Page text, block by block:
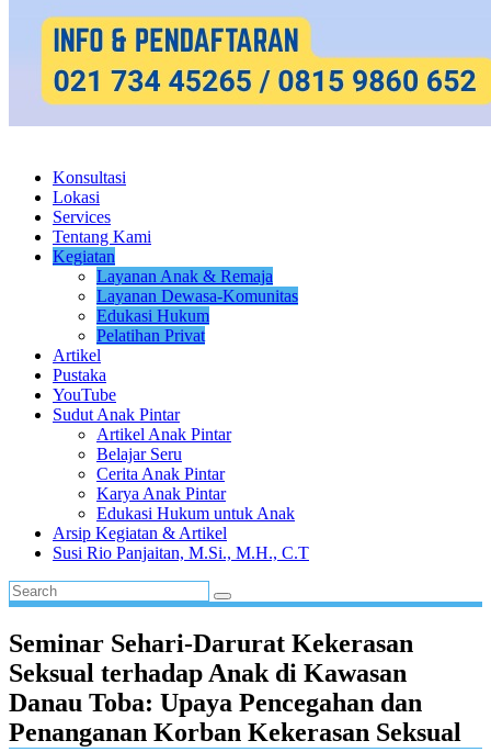
Konsultasi
Lokasi
Services
Tentang Kami
Kegiatan
Layanan Anak & Remaja
Layanan Dewasa-Komunitas
Edukasi Hukum
Pelatihan Privat
Artikel
Pustaka
YouTube
Sudut Anak Pintar
Artikel Anak Pintar
Belajar Seru
Cerita Anak Pintar
Karya Anak Pintar
Edukasi Hukum untuk Anak
Arsip Kegiatan & Artikel
Susi Rio Panjaitan, M.Si., M.H., C.T
Seminar Sehari-Darurat Kekerasan
Seksual terhadap Anak di Kawasan
Danau Toba: Upaya Pencegahan dan
Penanganan Korban Kekerasan Seksual